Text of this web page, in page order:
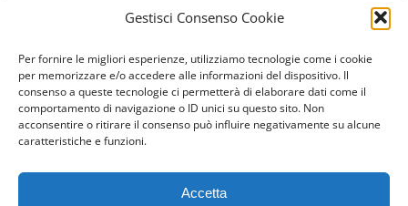
Gestisci Consenso Cookie
Per fornire le migliori esperienze, utilizziamo tecnologie come i cookie
per memorizzare e/o accedere alle informazioni del dispositivo. Il
consenso a queste tecnologie ci permetterà di elaborare dati come il
comportamento di navigazione o ID unici su questo sito. Non
acconsentire o ritirare il consenso può influire negativamente su alcune
caratteristiche e funzioni.
Accetta
messaggio. Sarete contattati al più presto
Lasciaci un messaggio